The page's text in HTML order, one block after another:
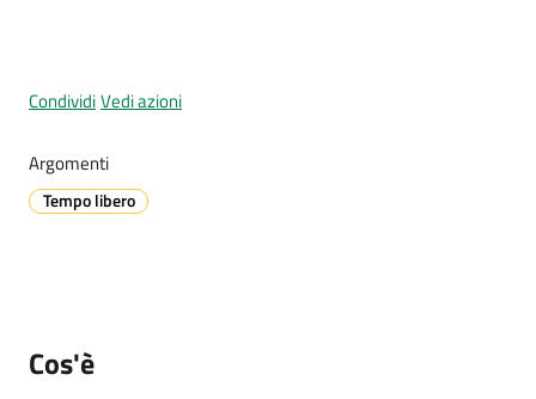
l
r
t
a
o
CondividiVedi azioni
Argomenti
Tempo libero
Cos'è